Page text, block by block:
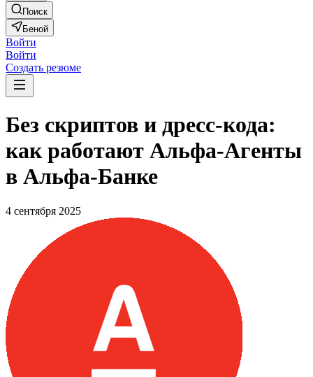
Поиск
Беной
Войти
Войти
Создать резюме
Без скриптов и дресс-кода:
как работают Альфа-Агенты
в Альфа-Банке
4 сентября 2025